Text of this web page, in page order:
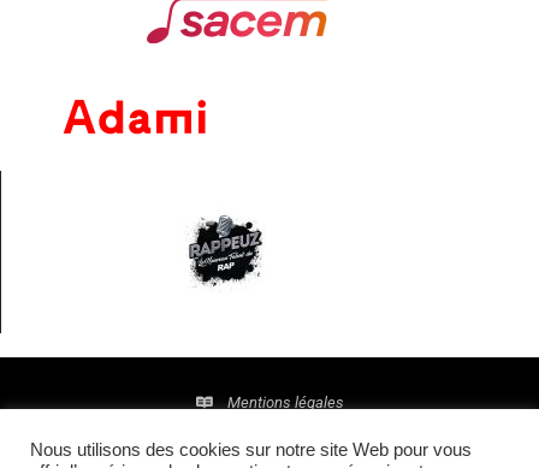
Mentions légales
Politique de confidentialité
Nous utilisons des cookies sur notre site Web pour vous